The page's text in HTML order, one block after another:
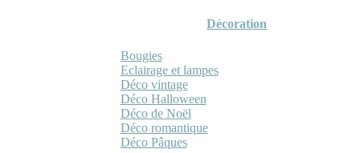
Décoration
Bougies
Eclairage et lampes
Déco vintage
Déco Halloween
Déco de Noël
Déco romantique
Déco Pâques